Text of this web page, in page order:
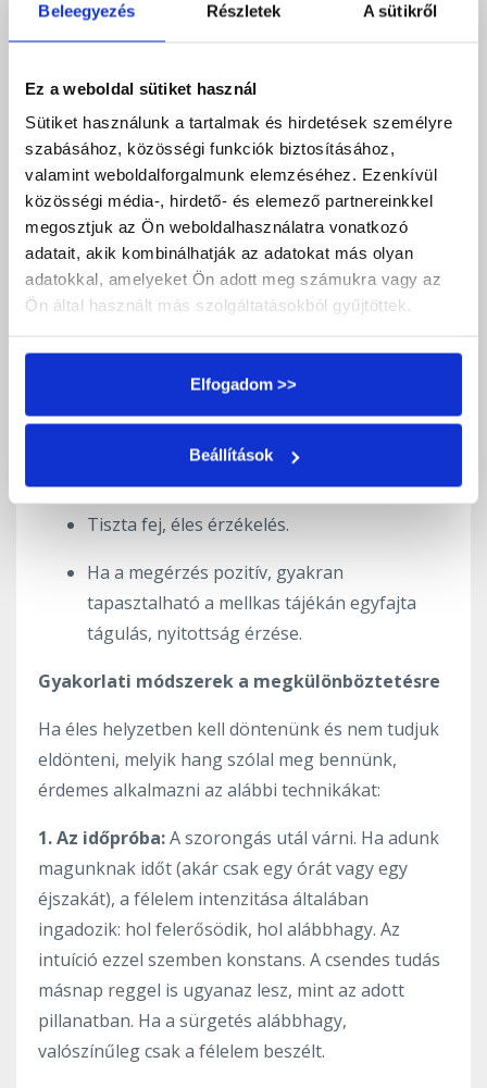
Beleegyezés Részletek A sütikről
Ez a weboldal sütiket használ
Sütiket használunk a tartalmak és hirdetések személyre
szabásához, közösségi funkciók biztosításához,
valamint weboldalforgalmunk elemzéséhez. Ezenkívül
közösségi média-, hirdető- és elemező partnereinkkel
megosztjuk az Ön weboldalhasználatra vonatkozó
adatait, akik kombinálhatják az adatokat más olyan
adatokkal, amelyeket Ön adott meg számukra vagy az
Ön által használt más szolgáltatásokból gyűjtöttek.
Elfogadom >>
Beállítások
vagy a nyakban.
Gyomorgörcs, émelygés (ez a „rossz
megérzés” egyik leggyakoribb fizikai
kísérője, ami valójában szorongás).
Szűkülő látásmező, fókuszvesztés.
Amikor az intuíció beszél: Még ha a válasz
elutasító is (tehát nemet kell mondanunk
valamire), a zsigeri érzet inkábbszilárd .
A hasi tájék nem görcsöl, hanem inkább
Tiszta fej, éles érzékelés.
Ha a megérzés pozitív, gyakran
tapasztalható a mellkas tájékán egyfajta
tágulás, nyitottság érzése.
Gyakorlati módszerek a megkülönböztetésre
Ha éles helyzetben kell döntenünk és nem tudjuk
eldönteni, melyik hang szólal meg bennünk,
érdemes alkalmazni az alábbi technikákat:
1. Az időpróba:A szorongás utál várni. Ha adunk
magunknak időt (akár csak egy órát vagy egy
éjszakát), a félelem intenzitása általában
ingadozik: hol felerősödik, hol alábbhagy. Az
intuíció ezzel szemben konstans. A csendes tudás
másnap reggel is ugyanaz lesz, mint az adott
pillanatban. Ha a sürgetés alábbhagy,
valószínűleg csak a félelem beszélt.